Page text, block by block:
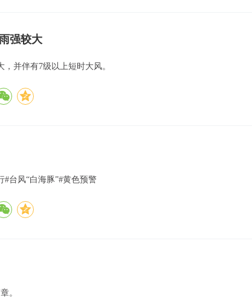
强较大
并伴有7级以上短时大风。
台风“白海豚”#黄色预警
。